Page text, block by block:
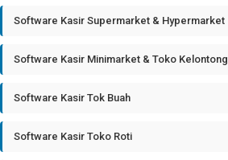
Software Kasir Supermarket & Hypermarket
Software Kasir Minimarket & Toko Kelontong
Software Kasir Tok Buah
Software Kasir Toko Roti